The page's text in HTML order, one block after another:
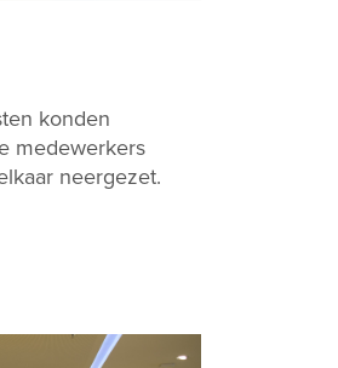
konden
medewerkers
neergezet.